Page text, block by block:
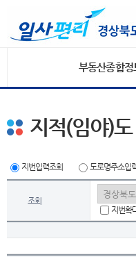
부동산종합정
지적(임야)
지번입력조회 도로명주소입
조회
지번확